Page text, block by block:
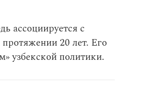
ассоциируется с
20 лет. Его
узбекской политики.